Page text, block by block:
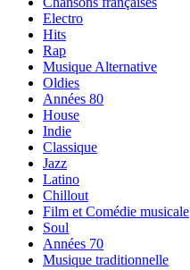
Electro
Hits
Rap
Musique Alternative
Oldies
Années 80
House
Indie
Classique
Jazz
Latino
Chillout
Film et Comédie musicale
Soul
Années 70
Musique traditionnelle